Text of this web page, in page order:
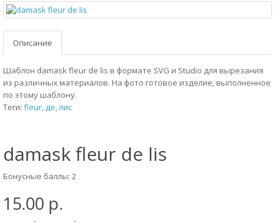
Описание
Шаблон damask fleur de lis в формате SVG и Studio для вырезания
из различных материалов. На фото готовое изделие, выполненное
по этому шаблону.
Теги: fleur,де,лис
damask fleur de lis
Бонусные баллы: 2
15.00 р.